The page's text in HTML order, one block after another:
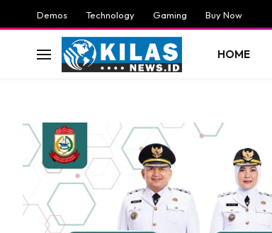
Demos Technology Gaming Buy Now
HOME